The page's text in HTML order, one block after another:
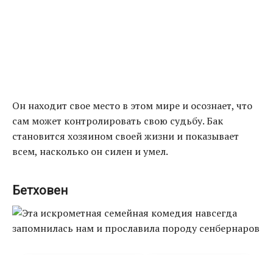
Он находит свое место в этом мире и осознает, что
сам может контролировать свою судьбу. Бак
становится хозяином своей жизни и показывает
всем, насколько он силен и умел.
Бетховен